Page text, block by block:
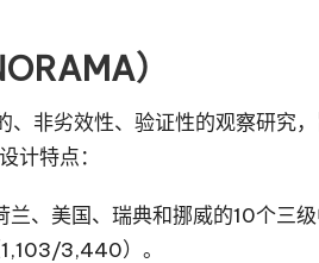
）
非劣效性、验证性的观察研究
计特点：
、美国、瑞典和挪威的10个三
3,440）。